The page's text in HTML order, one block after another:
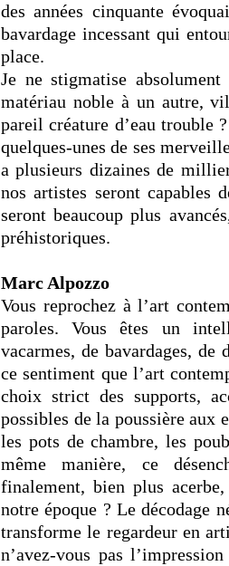
des années cinquante
bavardage incessant qui
place.
Je ne stigmatise
matériau noble à un autre,
pareil créature d’eau trouble
quelques-unes de ses
a plusieurs dizaines de
nos artistes seront capables
seront beaucoup plus
préhistoriques.
Marc Alpozzo
Vous reprochez à l’art
paroles. Vous êtes un
vacarmes, de bavardages, de
ce sentiment que l’art
choix strict des supports,
possibles de la poussière aux
les pots de chambre, les
même manière, ce
finalement, bien plus
notre époque ? Le décodage
transforme le regardeur en
n’avez-vous pas